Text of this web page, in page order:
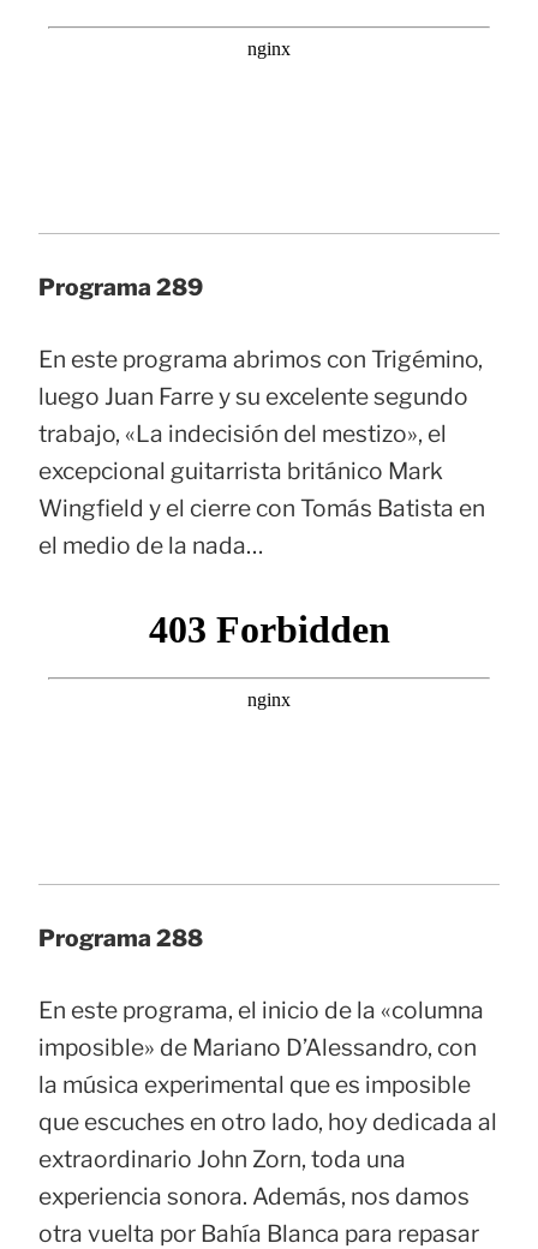
Programa 289
En este programa abrimos con Trigémino,
luego Juan Farre y su excelente segundo
trabajo, «La indecisión del mestizo», el
excepcional guitarrista británico Mark
Wingfield y el cierre con Tomás Batista en
el medio de la nada…
Programa 288
En este programa, el inicio de la «columna
imposible» de Mariano D’Alessandro, con
la música experimental que es imposible
que escuches en otro lado, hoy dedicada al
extraordinario John Zorn, toda una
experiencia sonora. Además, nos damos
otra vuelta por Bahía Blanca para repasar